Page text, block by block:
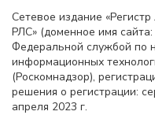
Сетевое издание
РЛС» (доменное имя
Федеральной службой по
информационных
(Роскомнадзор),
решения о регистрации:
апреля 2023 г.